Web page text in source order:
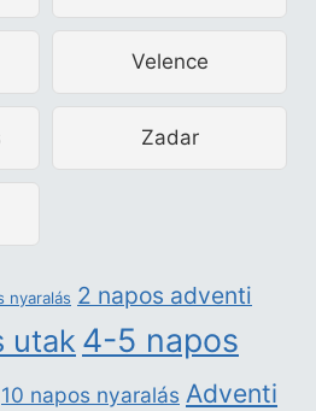
Velence
Zadar
nyaralás 2 napos adventi
utak 4-5 napos
10 napos nyaralás Adventi